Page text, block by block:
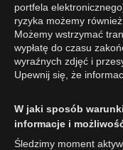
portfela
ryzyka możemy
Możemy wstrzymać
wypłatę do czasu
wyraźnych zdjęć i
Upewnij się, że
W jaki sposób
informacje i
Śledzimy moment